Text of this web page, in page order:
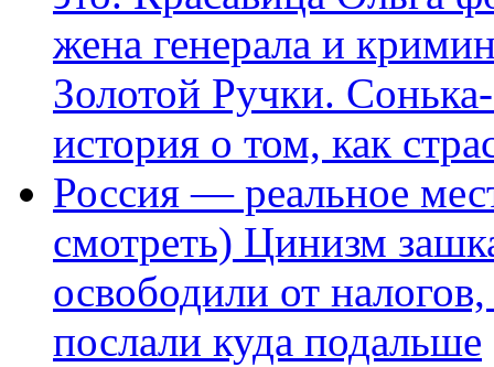
жена генерала и
Золотой Ручки.
история о том, как
Россия — реальное
смотреть) Цинизм
освободили от
послали куда подальше